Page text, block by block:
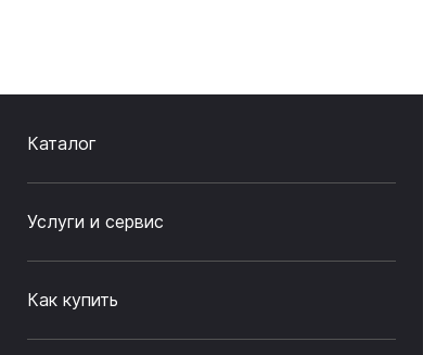
Каталог
Услуги и сервис
Как купить